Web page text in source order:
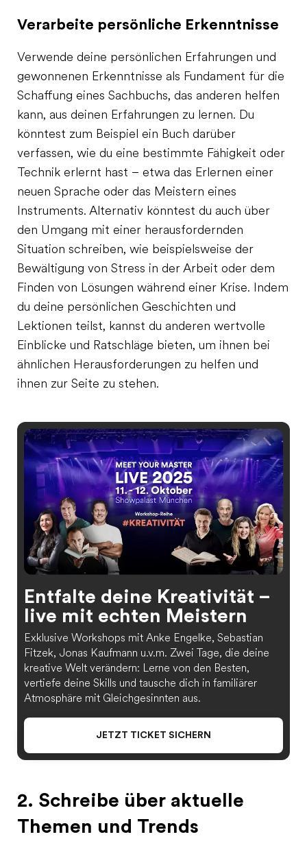
Verarbeite persönliche Erkenntnisse
Verwende deine persönlichen Erfahrungen und
gewonnenen Erkenntnisse als Fundament für die
Schaffung eines Sachbuchs, das anderen helfen
kann, aus deinen Erfahrungen zu lernen. Du
könntest zum Beispiel ein Buch darüber
verfassen, wie du eine bestimmte Fähigkeit oder
Technik erlernt hast – etwa das Erlernen einer
neuen Sprache oder das Meistern eines
Instruments. Alternativ könntest du auch über
den Umgang mit einer herausfordernden
Situation schreiben, wie beispielsweise der
Bewältigung von Stress in der Arbeit oder dem
Finden von Lösungen während einer Krise. Indem
du deine persönlichen Geschichten und
Lektionen teilst, kannst du anderen wertvolle
Einblicke und Ratschläge bieten, um ihnen bei
ähnlichen Herausforderungen zu helfen und
ihnen zur Seite zu stehen.
Entfalte deine Kreativität –
live mit echten Meistern
Exklusive Workshops mit Anke Engelke, Sebastian
Fitzek, Jonas Kaufmann u.v.m. Zwei Tage, die deine
kreative Welt verändern: Lerne von den Besten,
vertiefe deine Skills und tausche dich in familiärer
Atmosphäre mit Gleichgesinnten aus.
JETZT TICKET SICHERN
2. Schreibe über aktuelle
Themen und Trends